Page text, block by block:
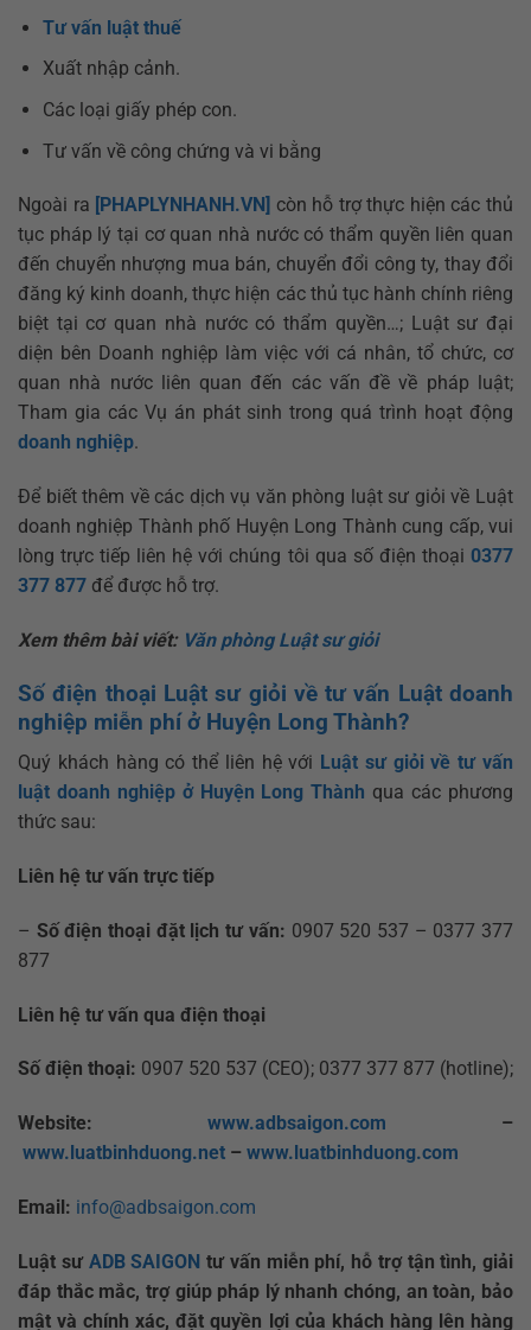
Tư vấn luật thuế
Xuất nhập cảnh.
Các loại giấy phép con.
Tư vấn về công chứng và vi bằng
Ngoài ra [PHAPLYNHANH.VN] còn hỗ trợ thực hiện các thủ
tục pháp lý tại cơ quan nhà nước có thẩm quyền liên quan
đến chuyển nhượng mua bán, chuyển đổi công ty, thay đổi
đăng ký kinh doanh, thực hiện các thủ tục hành chính riêng
biệt tại cơ quan nhà nước có thẩm quyền…; Luật sư đại
diện bên Doanh nghiệp làm việc với cá nhân, tổ chức, cơ
quan nhà nước liên quan đến các vấn đề về pháp luật;
Tham gia các Vụ án phát sinh trong quá trình hoạt động
doanh nghiệp.
Để biết thêm về các dịch vụ văn phòng luật sư giỏi về Luật
doanh nghiệp Thành phố Huyện Long Thành cung cấp, vui
lòng trực tiếp liên hệ với chúng tôi qua số điện thoại 0377
377 877 để được hỗ trợ.
Xem thêm bài viết: Văn phòng Luật sư giỏi
Số điện thoại Luật sư giỏi về tư vấn Luật doanh
nghiệp miễn phí ở Huyện Long Thành?
Quý khách hàng có thể liên hệ với Luật sư giỏi về tư vấn
luật doanh nghiệp ở Huyện Long Thành qua các phương
thức sau:
Liên hệ tư vấn trực tiếp
– Số điện thoại đặt lịch tư vấn: 0907 520 537 – 0377 377
877
Liên hệ tư vấn qua điện thoại
Số điện thoại: 0907 520 537 (CEO); 0377 377 877 (hotline);
Website: www.adbsaigon.com –
www.luatbinhduong.net – www.luatbinhduong.com
Email: info@adbsaigon.com
Luật sư ADB SAIGON tư vấn miễn phí, hỗ trợ tận tình, giải
đáp thắc mắc, trợ giúp pháp lý nhanh chóng, an toàn, bảo
mật và chính xác, đặt quyền lợi của khách hàng lên hàng